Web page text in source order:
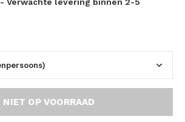
NIET OP VOORRAAD